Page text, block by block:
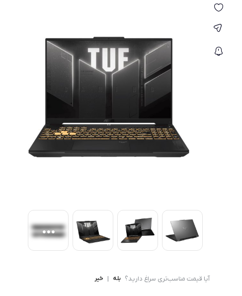
Core i5
Core i9
Ryzen 3
Ryzen 5
کامپیوتر های همه کاره
کنسول بازی
آیا قیمت مناسب‌تری سراغ دارید؟ بله | خیر